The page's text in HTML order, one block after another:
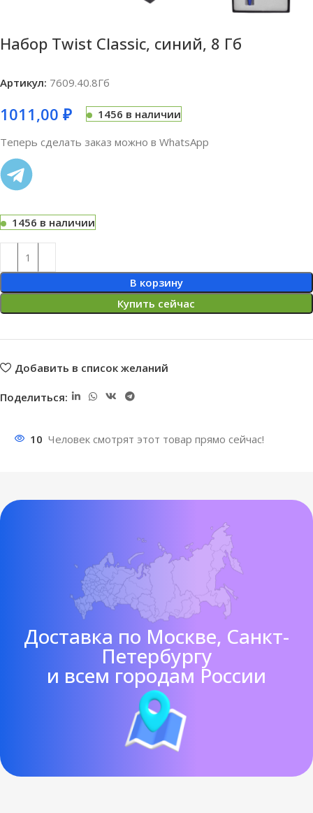
Набор Twist Classic, синий, 8 Гб
Артикул: 7609.40.8Гб
1011,00 ₽
1456 в наличии
Теперь сделать заказ можно в WhatsApp
1456 в наличии
В корзину
Купить сейчас
Добавить в список желаний
Поделиться:
10 Человек смотрят этот товар прямо сейчас!
Доставка по Москве, Санкт-
Петербургу
и всем городам России